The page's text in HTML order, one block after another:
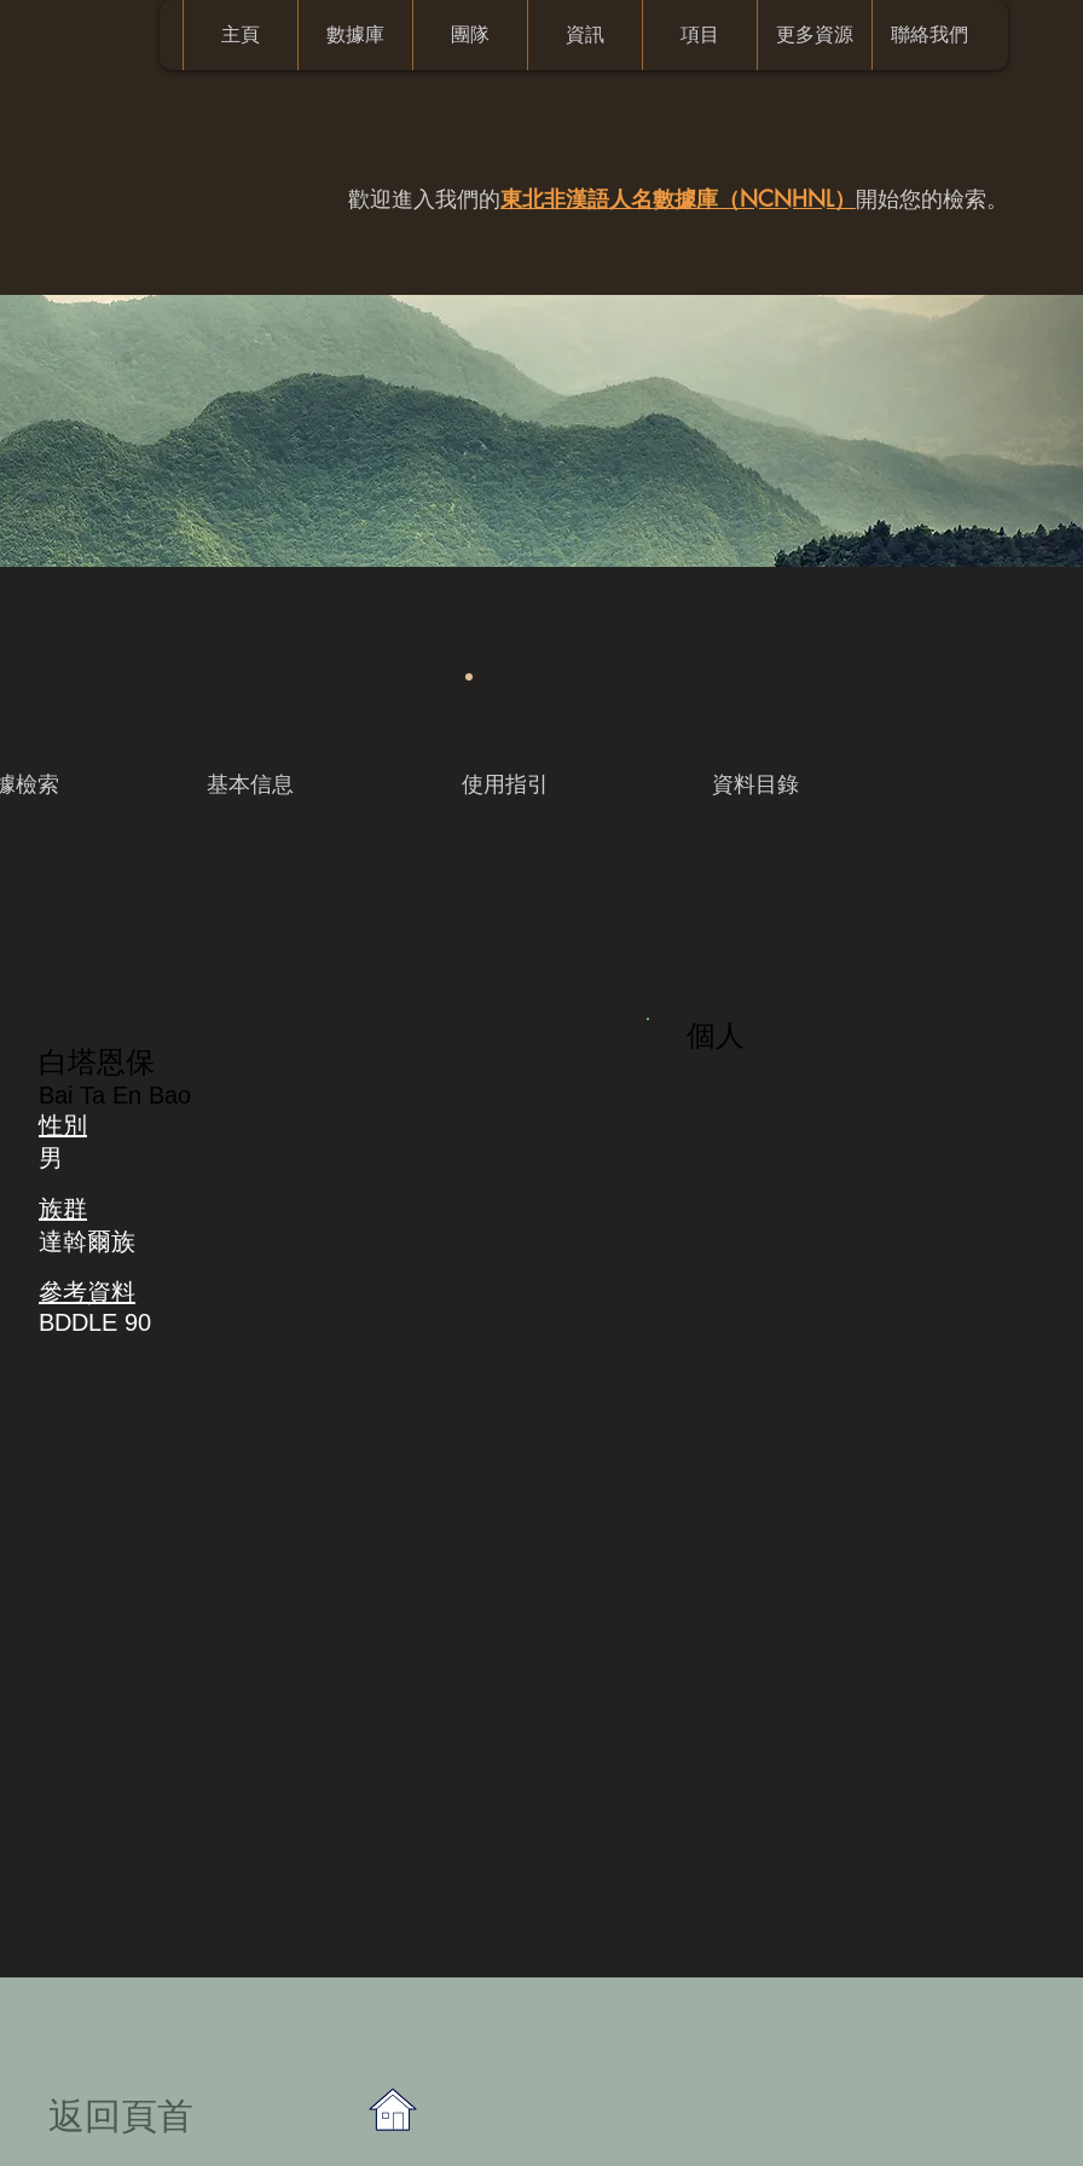
主頁 數據庫 團隊 資訊 項目 更多資源 聯絡我們
歡迎進入我們的東北非漢語人名數據庫（NCNHNL） 開始您的檢索。
檢索 基本信息 使用指引 資料目錄
白塔恩保
Bai Ta En Bao
性別
男
族群
達斡爾族
參考資料
BDDLE 90
個人
​返回頁首